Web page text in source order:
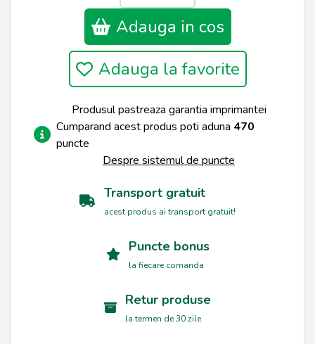
Adauga in cos
Adauga la favorite
Produsul pastreaza garantia imprimantei
Cumparand acest produs poti aduna 470
puncte
Despre sistemul de puncte
Transport gratuit
acest produs ai transport gratuit!
Puncte bonus
la fiecare comanda
Retur produse
la termen de 30 zile